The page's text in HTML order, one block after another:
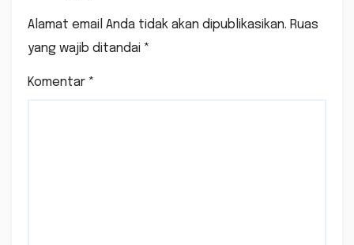
Alamat email Anda tidak akan dipublikasikan. Ruas
yang wajib ditandai *
Komentar *